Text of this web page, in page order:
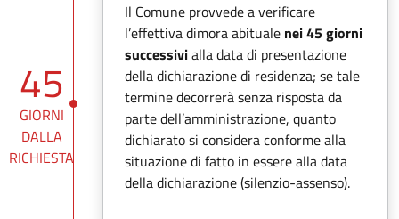
45
GIORNI
DALLA
RICHIESTA
Il Comune provvede a verificare
l’effettiva dimora abituale nei 45 giorni
successivialla data di presentazione
della dichiarazione di residenza; se tale
termine decorrerà senza risposta da
parte dell’amministrazione, quanto
dichiarato si considera conforme alla
situazione di fatto in essere alla data
della dichiarazione (silenzio-assenso).